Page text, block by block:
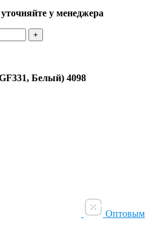
у менеджера
+
Белый) 4098
Оптовым